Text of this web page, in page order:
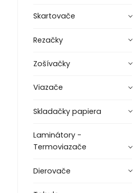
Skartovače
Rezačky
Zošívačky
Viazače
Skladačky papiera
Laminátory -
Termoviazače
Dierovače